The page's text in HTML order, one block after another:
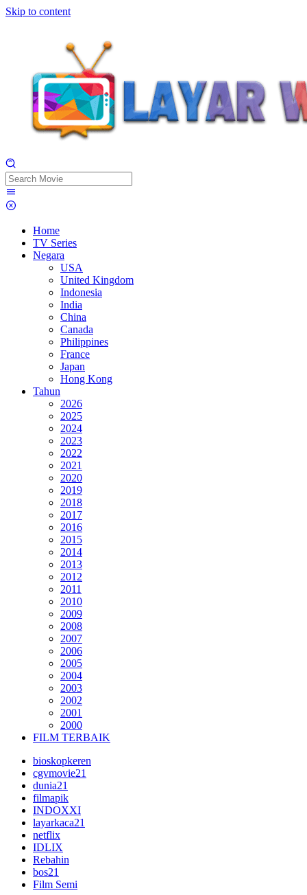
Skip to content
Home
TV Series
Negara
USA
United Kingdom
Indonesia
India
China
Canada
Philippines
France
Japan
Hong Kong
Tahun
2026
2025
2024
2023
2022
2021
2020
2019
2018
2017
2016
2015
2014
2013
2012
2011
2010
2009
2008
2007
2006
2005
2004
2003
2002
2001
2000
FILM TERBAIK
bioskopkeren
cgvmovie21
dunia21
filmapik
INDOXXI
layarkaca21
netflix
IDLIX
Rebahin
bos21
Film Semi